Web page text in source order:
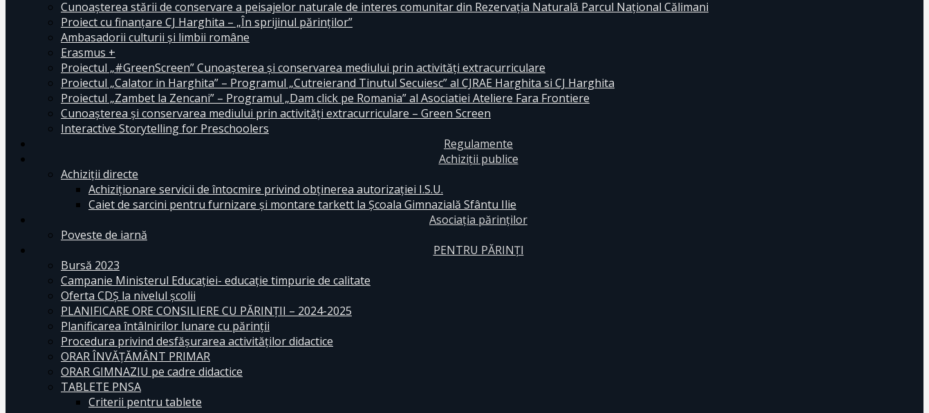
Cunoaşterea stării de conservare a peisajelor naturale de interes comunitar din Rezervaţia Naturală Parcul Naţional Călimani
Proiect cu finanţare CJ Harghita – „În sprijinul părinţilor”
Ambasadorii culturii și limbii române
Erasmus +
Proiectul „#GreenScreen” Cunoașterea şi conservarea mediului prin activităţi extracurriculare
Proiectul „Calator in Harghita” – Programul „Cutreierand Tinutul Secuiesc” al CJRAE Harghita si CJ Harghita
Proiectul „Zambet la Zencani” – Programul „Dam click pe Romania” al Asociatiei Ateliere Fara Frontiere
Cunoașterea și conservarea mediului prin activități extracurriculare – Green Screen
Interactive Storytelling for Preschoolers
Regulamente
Achiziții publice
Achiziții directe
Achiziționare servicii de întocmire privind obținerea autorizației I.S.U.
Caiet de sarcini pentru furnizare și montare tarkett la Școala Gimnazială Sfântu Ilie
Asociația părinților
Poveste de iarnă
PENTRU PĂRINȚI
Bursă 2023
Campanie Ministerul Educației- educație timpurie de calitate
Oferta CDŞ la nivelul şcolii
PLANIFICARE ORE CONSILIERE CU PĂRINȚII – 2024-2025
Planificarea întâlnirilor lunare cu părinții
Procedura privind desfășurarea activităților didactice
ORAR ÎNVĂȚĂMÂNT PRIMAR
ORAR GIMNAZIU pe cadre didactice
TABLETE PNSA
Criterii pentru tablete